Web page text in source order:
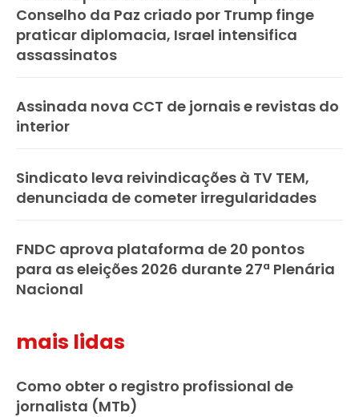
Conselho da Paz criado por Trump finge
praticar diplomacia, Israel intensifica
assassinatos
Assinada nova CCT de jornais e revistas do
interior
Sindicato leva reivindicações à TV TEM,
denunciada de cometer irregularidades
FNDC aprova plataforma de 20 pontos
para as eleições 2026 durante 27ª Plenária
Nacional
mais lidas
Como obter o registro profissional de
jornalista (MTb)